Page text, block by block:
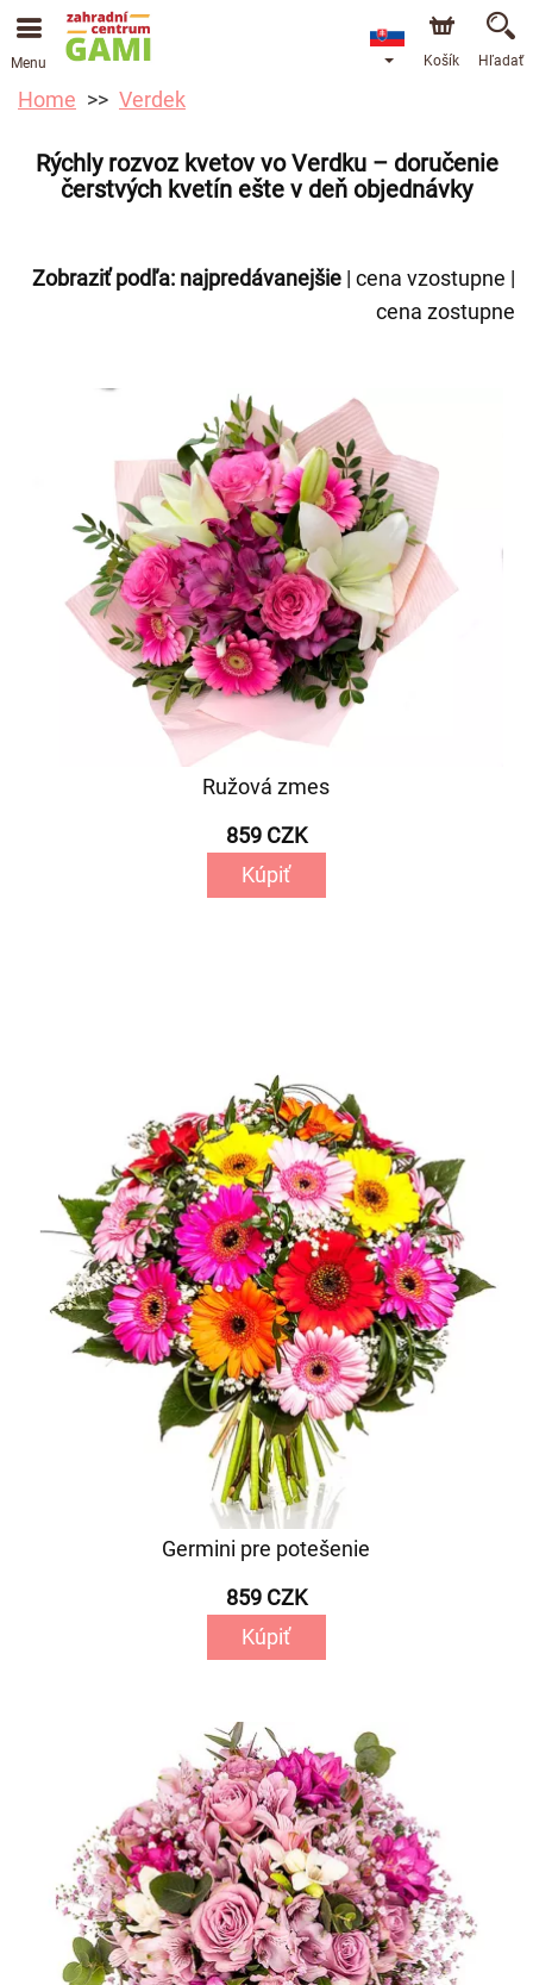
Menu Košík Hľadať
Home Verdek
Rýchly rozvoz kvetov vo Verdku – doručenie
čerstvých kvetín ešte v deň objednávky
Zobraziť podľa: najpredávanejšie | cena vzostupne |
cena zostupne
Ružová zmes
859 CZK
Kúpiť
Germini pre potešenie
859 CZK
Kúpiť